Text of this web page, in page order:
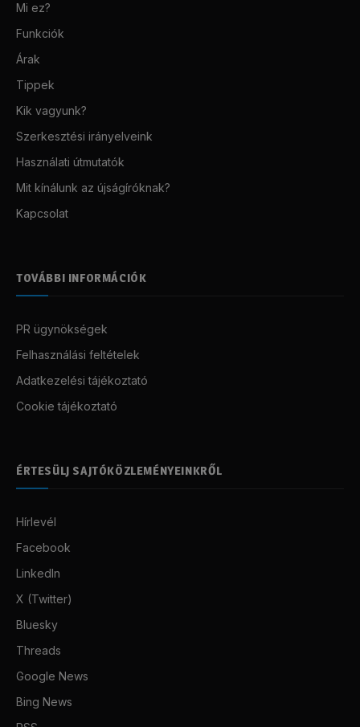
Mi ez?
Funkciók
Árak
Tippek
Kik vagyunk?
Szerkesztési irányelveink
Használati útmutatók
Mit kínálunk az újságíróknak?
Kapcsolat
TOVÁBBI INFORMÁCIÓK
PR ügynökségek
Felhasználási feltételek
Adatkezelési tájékoztató
Cookie tájékoztató
ÉRTESÜLJ SAJTÓKÖZLEMÉNYEINKRŐL
Hírlevél
Facebook
LinkedIn
X (Twitter)
Bluesky
Threads
Google News
Bing News